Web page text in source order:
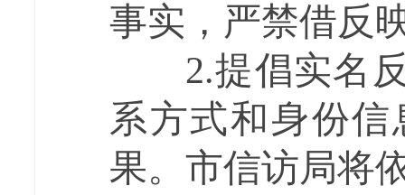
事实，严禁借反
2.提倡实名反
系方式和身份
果。市信访局将